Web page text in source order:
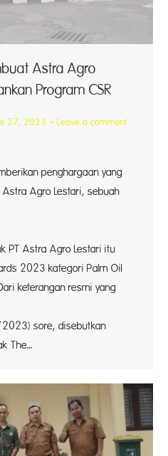
Astra Agro
Program CSR
27, 2023 Leave a comment
penghargaan yang
Agro Lestari, sebuah
PT Astra Agro Lestari itu
2023 kategori Palm Oil
keterangan resmi yang
sore, disebutkan
The…